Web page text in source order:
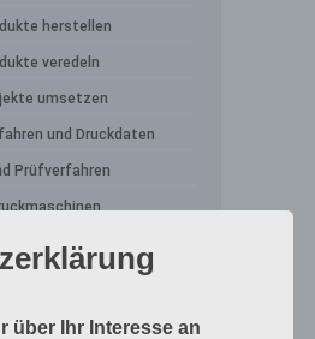
herstellen
veredeln
umsetzen
und Druckdaten
Prüfverfahren
Standards in Druckverfahren
über Ihr Interesse an